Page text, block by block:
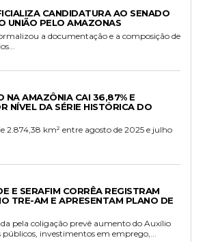
CANDIDATURA AO SENADO
UNIÃO PELO AMAZONAS
a documentação e a composição de
NA AMAZÔNIA CAI 36,87% E
NÍVEL DA SÉRIE HISTÓRICA DO
2.874,38 km² entre agosto de 2025 e julho
E SERAFIM CORRÊA REGISTRAM
TRE-AM E APRESENTAM PLANO DE
pela coligação prevê aumento do Auxílio
públicos, investimentos em emprego,...